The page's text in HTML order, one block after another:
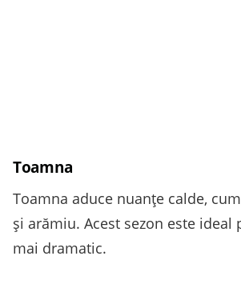
Toamna
Toamna aduce nuanțe calde,
și arămiu. Acest sezon este ideal
mai dramatic.